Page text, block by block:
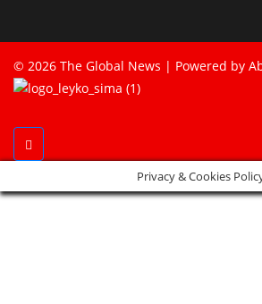
© 2026 The Global News | Powered by
Privacy & Cookies